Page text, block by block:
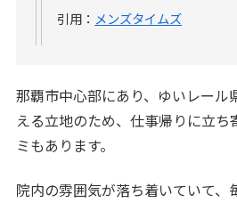
引用： メンズタイムズ
那覇市中心部にあり、ゆいレール
える立地のため、仕事帰りに立ち
ミもあります。
院内の雰囲気が落ち着いていて、